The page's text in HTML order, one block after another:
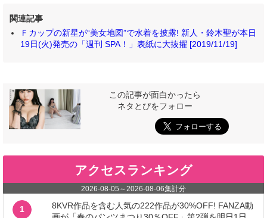
関連記事
Ｆカップの新星が“美女地図”で水着を披露! 新人・鈴木聖が本日
19日(火)発売の「週刊 SPA！」表紙に大抜擢 [2019/11/19]
この記事が面白かったら
ネタとぴをフォロー
アクセスランキング
2026-08-05 ～2026-08-06集計分
1
8KVR作品を含む人気の222作品が30%OFF! FANZA動